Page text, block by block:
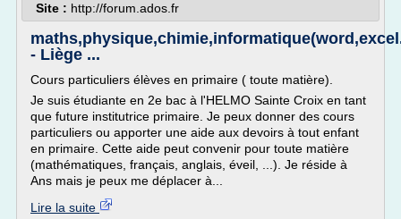
Site : http://forum.ados.fr
- Liège ...
Cours particuliers élèves en primaire ( toute matière).
Je suis étudiante en 2e bac à l'HELMO Sainte Croix en tant
que future institutrice primaire. Je peux donner des cours
particuliers ou apporter une aide aux devoirs à tout enfant
en primaire. Cette aide peut convenir pour toute matière
(mathématiques, français, anglais, éveil, ...). Je réside à
Ans mais je peux me déplacer à...
Lire la suite